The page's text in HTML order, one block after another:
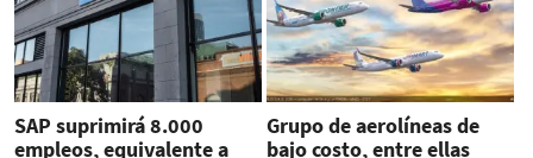
SAP suprimirá 8.000
empleos, equivalente a
Grupo de aerolíneas de
bajo costo, entre ellas